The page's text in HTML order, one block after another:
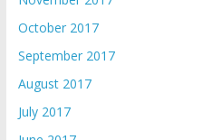
October 2017
September 2017
August 2017
July 2017